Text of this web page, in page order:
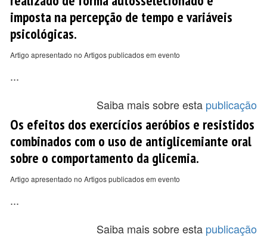
imposta na percepção de tempo e variáveis
psicológicas.
Artigo apresentado no Artigos publicados em evento
...
Saiba mais sobre esta publicação
Os efeitos dos exercícios aeróbios e resistidos
combinados com o uso de antiglicemiante oral
sobre o comportamento da glicemia.
Artigo apresentado no Artigos publicados em evento
...
Saiba mais sobre esta publicação